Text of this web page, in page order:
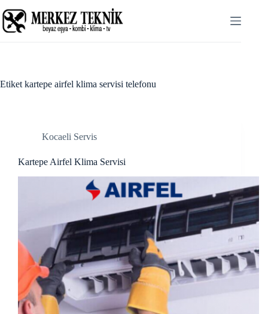
panel
panel
panel
panel
panel
to
content
Etiket kartepe airfel klima servisi telefonu
Kocaeli Servis
Kartepe Airfel Klima Servisi